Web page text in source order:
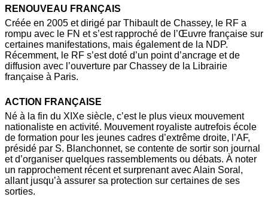
RENOUVEAU FRANÇAIS
Créée en 2005 et dirigé par Thibault de Chassey, le RF a
rompu avec le FN et s’est rapproché de l’Œuvre française sur
certaines manifestations, mais également de la NDP.
Récemment, le RF s’est doté d’un point d’ancrage et de
diffusion avec l’ouverture par Chassey de la Librairie
française à Paris.
ACTION FRANÇAISE
Né à la fin du XIXe siècle, c’est le plus vieux mouvement
nationaliste en activité. Mouvement royaliste autrefois école
de formation pour les jeunes cadres d’extrême droite, l’AF,
présidé par S. Blanchonnet, se contente de sortir son journal
et d’organiser quelques rassemblements ou débats. À noter
un rapprochement récent et surprenant avec Alain Soral,
allant jusqu’à assurer sa protection sur certaines de ses
sorties.